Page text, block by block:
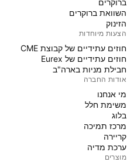
ברוקרים
השוואת ברוקרים
הזינוק
הצעות מיוחדות
חוזים עתידיים של קבוצת CME
חוזים עתידיים של Eurex
חבילת מניות בארה"ב
אודות החברה
מי אנחנו
משימת חלל
בלוג
מרכז תמיכה
קריירה
ערכת מדיה
מוצרים